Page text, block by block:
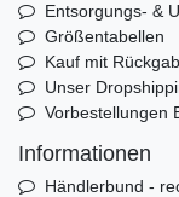
Entsorgungs- &
Größentabellen
Kauf mit
Unser
Vorbestellungen
Informationen
Händlerbund -